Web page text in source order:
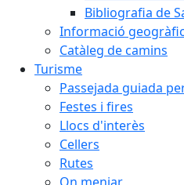
Bibliografia de
Informació
Catàleg de camins
Turisme
Passejada guiada
Festes i fires
Llocs d'interès
Cellers
Rutes